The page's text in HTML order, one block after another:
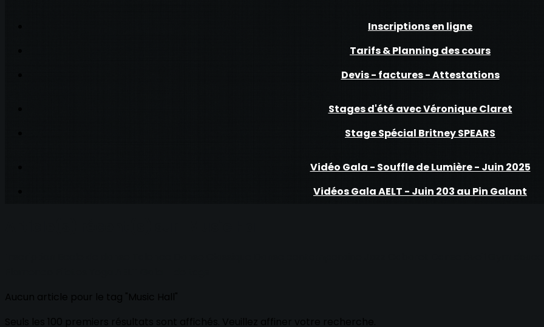
Inscriptions en ligne
Tarifs & Planning des cours
Devis - factures - Attestations
Stages d'été avec Véronique Claret
Stage Spécial Britney SPEARS
Vidéo Gala - Souffle de Lumière - Juin 2025
Vidéos Gala AELT - Juin 203 au Pin Galant